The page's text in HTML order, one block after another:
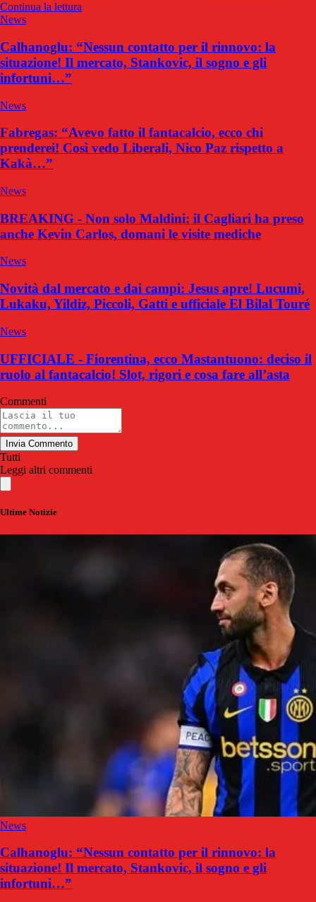
Continua la lettura
News
Calhanoglu: “Nessun contatto per il rinnovo: la
situazione! Il mercato, Stankovic, il sogno e gli
infortuni…”
News
Fabregas: “Avevo fatto il fantacalcio, ecco chi
prenderei! Così vedo Liberali, Nico Paz rispetto a
Kakà…”
News
BREAKING - Non solo Maldini: il Cagliari ha preso
anche Kevin Carlos, domani le visite mediche
News
Novità dal mercato e dai campi: Jesus apre! Lucumi,
Lukaku, Yildiz, Piccoli, Gatti e ufficiale El Bilal Touré
News
UFFICIALE - Fiorentina, ecco Mastantuono: deciso il
ruolo al fantacalcio! Slot, rigori e cosa fare all’asta
Commenti
Invia Commento
Tutti
Leggi altri commenti
Ultime Notizie
News
Calhanoglu: “Nessun contatto per il rinnovo: la
situazione! Il mercato, Stankovic, il sogno e gli
infortuni…”